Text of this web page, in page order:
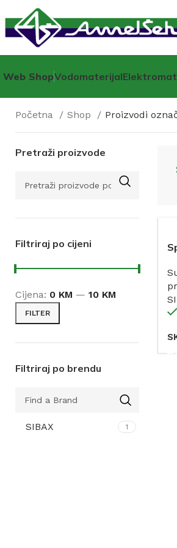
Web ShopVodomaterijal
Početna Shop Proizvodi
Pretraži proizvode
Filtriraj po cijeni
FILTER
Cijena: 0 KM — 10 KM
Filtriraj po brendu
SIBAX 1